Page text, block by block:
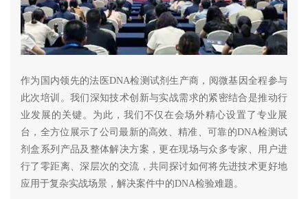
作为国内领先的法医DNA检测试剂生产商，阅微基因全程参与
此次培训。我们深知技术创新与实战需求的紧密结合是推动行
业发展的关键。为此，我们不仅在会场外精心设置了专业展
台，全方位展示了公司最新的高效、精准、可靠的DNA检测试
剂盒系列产品及整体解决方案，更在现场与众多专家、用户进
行了零距离、深层次的交流，共同探讨如何将先进技术更好地
应用于复杂实战场景，解决案件中的DNA检验难题。